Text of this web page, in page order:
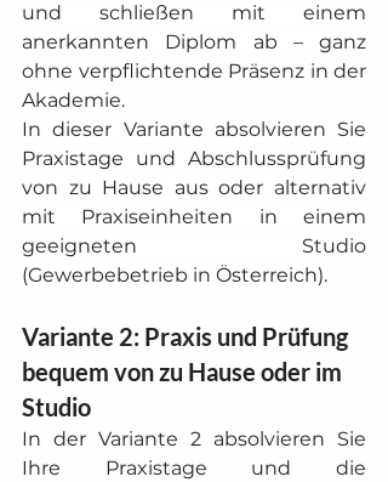
und schließen mit einem
anerkannten Diplom ab – ganz
ohne verpflichtende Präsenz in der
Akademie.
In dieser Variante absolvieren Sie
Praxistage und Abschlussprüfung
von zu Hause aus oder alternativ
mit Praxiseinheiten in einem
geeigneten Studio
(Gewerbebetrieb in Österreich).
Variante 2: Praxis und Prüfung
bequem von zu Hause oder im
Studio
In der Variante 2 absolvieren Sie
Ihre Praxistage und die